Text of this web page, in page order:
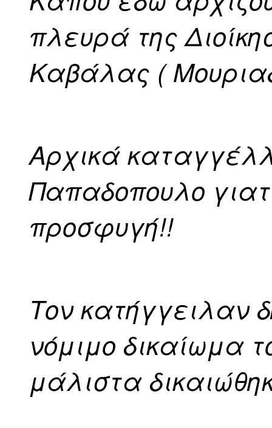
πλευρά της
Καβάλας (
Αρχικά
Παπαδοπουλο
προσφυγή!!
Τον κατήγγειλαν
νόμιμο δικαίωμα
μάλιστα